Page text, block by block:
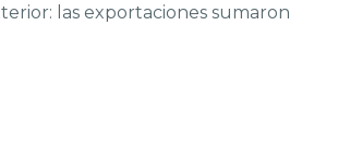
las exportaciones sumaron